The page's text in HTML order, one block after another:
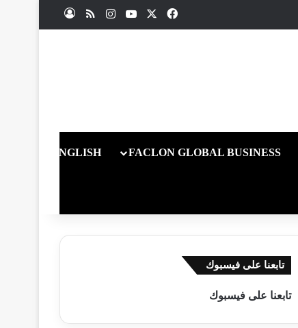
فيسبوك يوتيوبانستقرامملخص الموقع RSS
FACLON GLOBAL BUSINESS
ENGLISH
تابعنا على فيسبوك
تابعنا على فيسبوك